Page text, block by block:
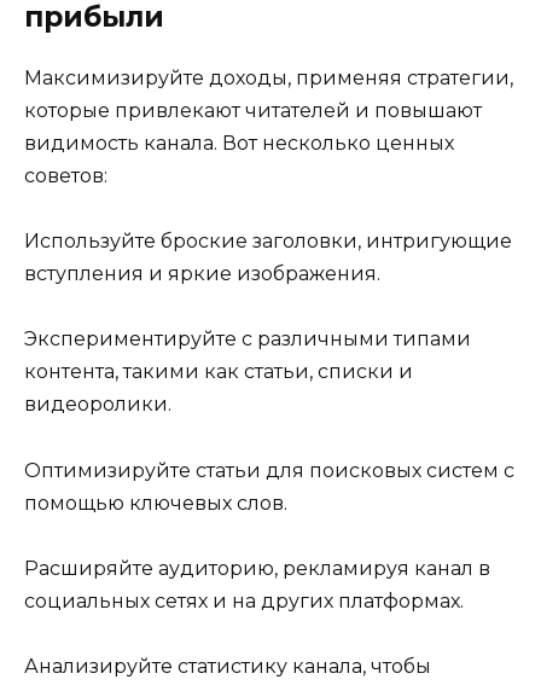
прибыли
Максимизируйте доходы, применяя стратегии,
которые привлекают читателей и повышают
видимость канала. Вот несколько ценных
советов:
Используйте броские заголовки, интригующие
вступления и яркие изображения.
Экспериментируйте с различными типами
контента, такими как статьи, списки и
видеоролики.
Оптимизируйте статьи для поисковых систем с
помощью ключевых слов.
Расширяйте аудиторию, рекламируя канал в
социальных сетях и на других платформах.
Анализируйте статистику канала, чтобы